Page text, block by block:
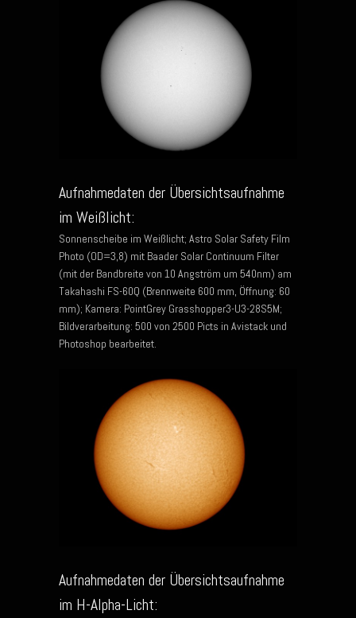
Aufnahmedaten der Übersichtsaufnahme
im Weißlicht:
Sonnenscheibe im Weißlicht; Astro Solar Safety Film
Photo (OD=3,8) mit Baader Solar Continuum Filter
(mit der Bandbreite von 10 Angström um 540nm) am
Takahashi FS-60Q (Brennweite 600 mm, Öffnung: 60
mm); Kamera: PointGrey Grasshopper3-U3-28S5M;
Bildverarbeitung: 500 von 2500 Picts in Avistack und
Photoshop bearbeitet.
Aufnahmedaten der Übersichtsaufnahme
im H-Alpha-Licht: